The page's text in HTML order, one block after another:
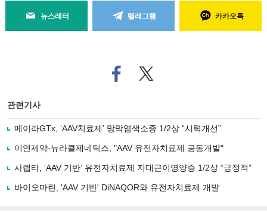
뉴스레터 텔레그램 카카오톡
페
이
로
기
사
유
기
트위
터로
관련기사
메이라GTx, ‘AAV치료제’ 망막염색소증 1/2상 “시력개선”
이연제약-뉴라클제네틱스, "AAV 유전자치료제 공동개발"
사렙타, ‘AAV 기반’ 유전자치료제 지대근이영양증 1/2상 “긍정적”
바이오마린, 'AAV 기반' DiNAQOR와 유전자치료제 개발